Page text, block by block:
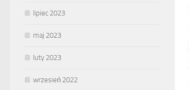
lipiec 2023
maj 2023
luty 2023
wrzesień 2022